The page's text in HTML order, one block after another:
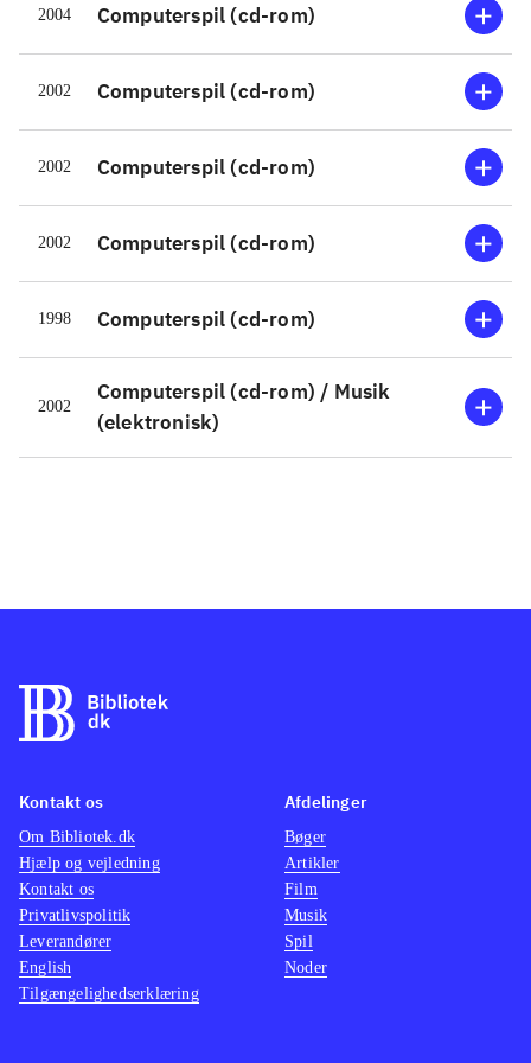
hver aktivitet skal løses. Figurerne er
som ved de tidligere udgivelser enkle
og farvestrålende og med kun få
kommentarer. De 9 sange på cd-
rom'en kan desuden afspilles i en
almindelig cd-afspiller. Der er til
mange timers underholdning for børn
fra 3 år og helt op til omkring 10 år
2004 Computerspil (cd-rom)
2002 Computerspil (cd-rom)
2002 Computerspil (cd-rom)
2002 Computerspil (cd-rom)
1998 Computerspil (cd-rom)
2002
Computerspil (cd-rom) / Musik
(elektronisk)
Kontakt os
Om Bibliotek.dk
Hjælp og vejledning
Kontakt os
Privatlivspolitik
Leverandører
English
Tilgængelighedserklæring
Afdelinger
Bøger
Artikler
Film
Musik
Spil
Noder